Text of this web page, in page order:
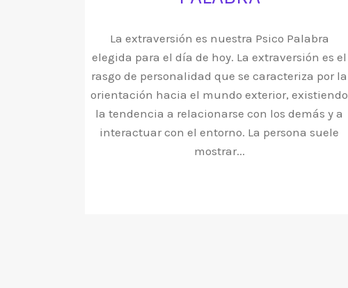
La extraversión es nuestra Psico Palabra
elegida para el día de hoy. La extraversión es el
rasgo de personalidad que se caracteriza por la
orientación hacia el mundo exterior, existiendo
la tendencia a relacionarse con los demás y a
interactuar con el entorno. La persona suele
mostrar...